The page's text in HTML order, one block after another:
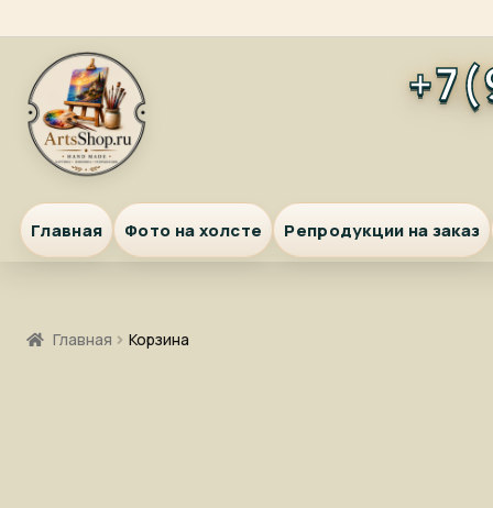
Перейти
навигации
Перейти
содержимому
Главная Фото на холсте Репродукции на заказ
Главная Корзина